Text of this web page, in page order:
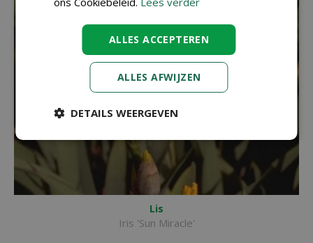
Lis
Iris 'Sun Miracle'
ALLES ACCEPTEREN
ALLES AFWIJZEN
DETAILS WEERGEVEN